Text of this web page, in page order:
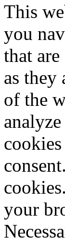
This
you
that
as
of the
your